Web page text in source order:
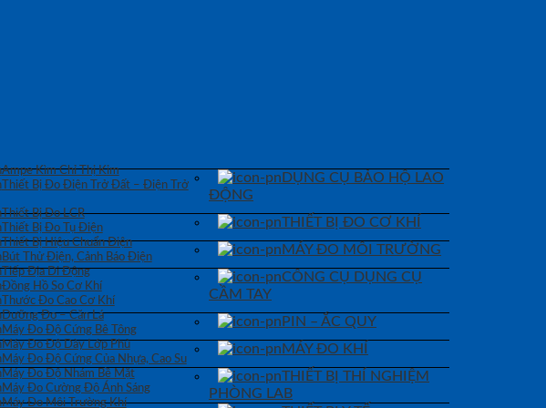
Ampe Kìm Chỉ Thị Kim
Thiết Bị Đo Điện Trở Đất – Điện Trở
Thiết Bị Đo LCR
Thiết Bị Đo Tụ Điện
Thiết Bị Hiệu Chuẩn Điện
DỤNG CỤ BẢO HỘ LAO
ĐỘNG
Bút Thử Điện, Cảnh Báo Điện
Tiếp Địa Di Động
THIẾT BỊ ĐO CƠ KHÍ
Đồng Hồ So Cơ Khí
Thước Đo Cao Cơ Khí
Dưỡng Đo – Căn Lá
Máy Đo Độ Cứng Bê Tông
Máy Đo Độ Dày Lớp Phủ
Máy Đo Độ Cứng Của Nhựa, Cao Su
Máy Đo Độ Nhám Bề Mặt
MÁY ĐO MÔI TRƯỜNG
Máy Đo Cường Độ Ánh Sáng
Máy Đo Môi Trường Khí
CÔNG CỤ DỤNG CỤ
CẦM TAY
PIN – ẮC QUY
MÁY ĐO KHÍ
THIẾT BỊ THÍ NGHIỆM
PHÒNG LAB